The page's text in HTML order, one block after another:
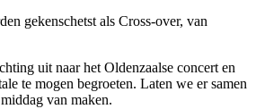
gekenschetst als Cross-over, van
uit naar het Oldenzaalse concert en
te mogen begroeten. Laten we er samen
van maken.